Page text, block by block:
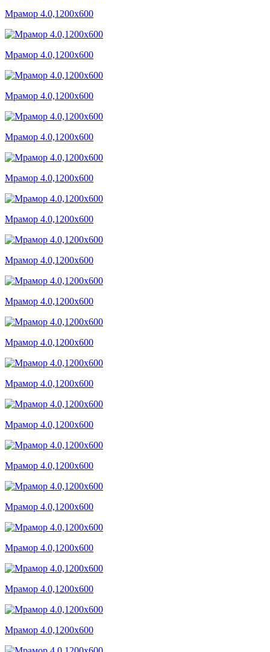
Мрамор 4.0,1200x600
Мрамор 4.0,1200x600
Мрамор 4.0,1200x600
Мрамор 4.0,1200x600
Мрамор 4.0,1200x600
Мрамор 4.0,1200x600
Мрамор 4.0,1200x600
Мрамор 4.0,1200x600
Мрамор 4.0,1200x600
Мрамор 4.0,1200x600
Мрамор 4.0,1200x600
Мрамор 4.0,1200x600
Мрамор 4.0,1200x600
Мрамор 4.0,1200x600
Мрамор 4.0,1200x600
Мрамор 4.0,1200x600